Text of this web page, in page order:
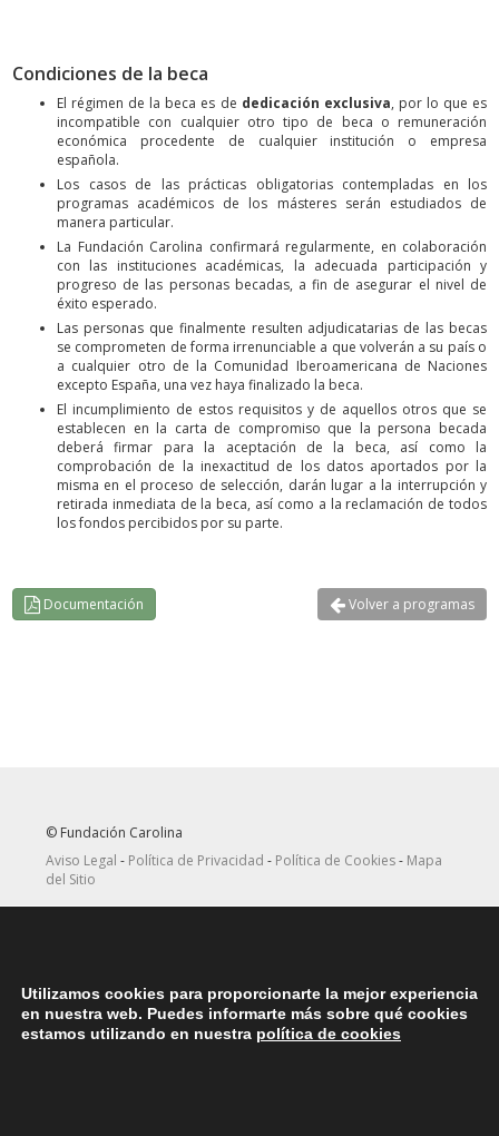
Condiciones de la beca
El régimen de la beca es de dedicación exclusiva, por lo que es
incompatible con cualquier otro tipo de beca o remuneración
económica procedente de cualquier institución o empresa
española.
Los casos de las prácticas obligatorias contempladas en los
programas académicos de los másteres serán estudiados de
manera particular.
La Fundación Carolina confirmará regularmente, en colaboración
con las instituciones académicas, la adecuada participación y
progreso de las personas becadas, a fin de asegurar el nivel de
éxito esperado.
Las personas que finalmente resulten adjudicatarias de las becas
se comprometen de forma irrenunciable a que volverán a su país o
a cualquier otro de la Comunidad Iberoamericana de Naciones
excepto España, una vez haya finalizado la beca.
El incumplimiento de estos requisitos y de aquellos otros que se
establecen en la carta de compromiso que la persona becada
deberá firmar para la aceptación de la beca, así como la
comprobación de la inexactitud de los datos aportados por la
misma en el proceso de selección, darán lugar a la interrupción y
retirada inmediata de la beca, así como a la reclamación de todos
los fondos percibidos por su parte.
Documentación Volver a programas
© Fundación Carolina
Aviso Legal - Política de Privacidad - Política de Cookies- Mapa
del Sitio
ASOCIACIONES
Contacta con la asociación de exbecarios de tu paísaquí
Utilizamos cookies para proporcionarte la mejor experiencia
en nuestra web. Puedes informarte más sobre qué cookies
estamos utilizando en nuestra política de cookies